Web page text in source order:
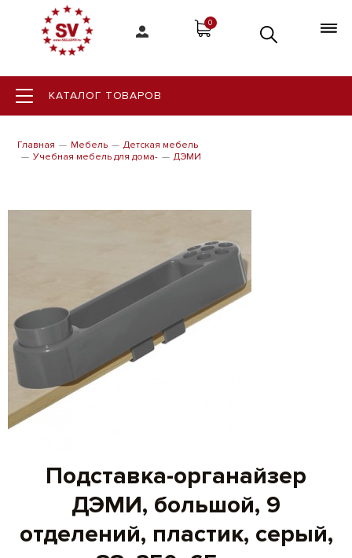
0
КАТАЛОГ ТОВАРОВ
Главная Мебель
Детская мебель
Учебная мебель для дома-
ДЭМИ
Подставка-органайзер
ДЭМИ, большой, 9
отделений, пластик, серый,